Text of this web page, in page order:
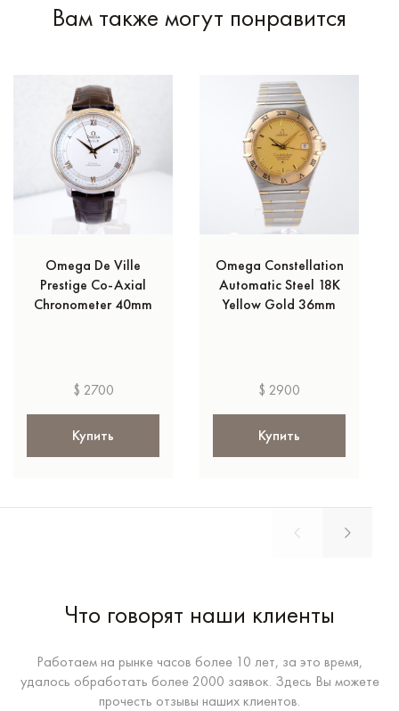
Вам также могут понравится
Omega De Ville
Prestige Co-Axial
Chronometer 40mm
$ 2700
Купить
Omega Constellation
Automatic Steel 18K
Yellow Gold 36mm
$ 2900
Купить
Что говорят наши клиенты
Работаем на рынке часов более 10 лет, за это время,
удалось обработать более 2000 заявок. Здесь Вы можете
прочесть отзывы наших клиентов.